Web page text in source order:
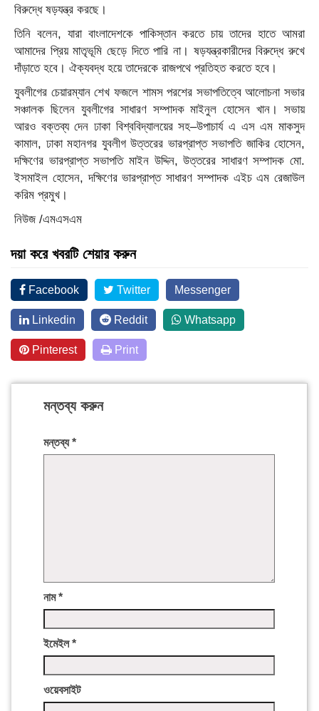
বিরুদ্ধে ষড়যন্ত্র করছে।
তিনি বলেন, যারা বাংলাদেশকে পাকিস্তান করতে চায় তাদের হাতে আমরা
আমাদের প্রিয় মাতৃভূমি ছেড়ে দিতে পারি না। ষড়যন্ত্রকারীদের বিরুদ্ধে রুখে
দাঁড়াতে হবে। ঐক্যবদ্ধ হয়ে তাদেরকে রাজপথে প্রতিহত করতে হবে।
যুবলীগের চেয়ারম্যান শেখ ফজলে শামস পরশের সভাপতিত্বে আলোচনা সভার
সঞ্চালক ছিলেন যুবলীগের সাধারণ সম্পাদক মাইনুল হোসেন খান। সভায়
আরও বক্তব্য দেন ঢাকা বিশ্ববিদ্যালয়ের সহ–উপাচার্য এ এস এম মাকসুদ
কামাল, ঢাকা মহানগর যুবলীগ উত্তরের ভারপ্রাপ্ত সভাপতি জাকির হোসেন,
দক্ষিণের ভারপ্রাপ্ত সভাপতি মাইন উদ্দিন, উত্তরের সাধারণ সম্পাদক মো.
ইসমাইল হোসেন, দক্ষিণের ভারপ্রাপ্ত সাধারণ সম্পাদক এইচ এম রেজাউল
করিম প্রমুখ।
নিউজ /এমএসএম
দয়া করে খবরটি শেয়ার করুন
Facebook Twitter Messenger
Linkedin Reddit Whatsapp
Pinterest Print
মন্তব্য করুন
মন্তব্য*
নাম*
ইমেইল*
ওয়েবসাইট